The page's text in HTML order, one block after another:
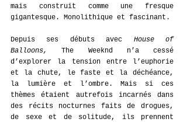
mais construit comme une fresque
gigantesque. Monolithique et fascinant.
Depuis ses débuts avec House of
Balloons,
The Weeknd n’a cessé
d’explorer la tension entre l’euphorie
et la chute, le faste et la déchéance,
la lumière et l’ombre. Mais si ces
thèmes étaient autrefois incarnés dans
des récits nocturnes faits de drogues,
de sexe et de solitude, ils prennent